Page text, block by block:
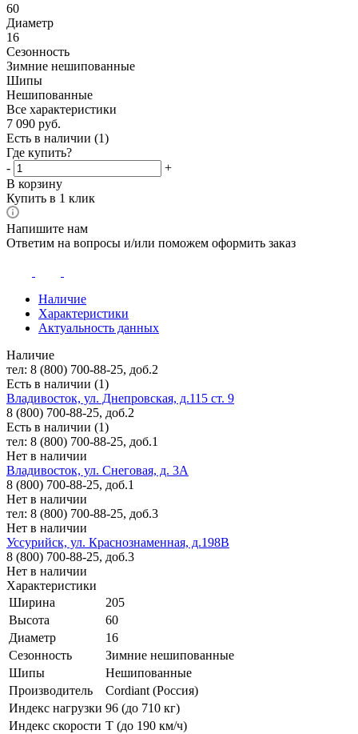
60
Диаметр
16
Сезонность
Зимние нешипованные
Шипы
Нешипованные
Все характеристики
7 090 руб.
Есть в наличии (1)
Где купить?
-
+
В корзину
Купить в 1 клик
Напишите нам
Ответим на вопросы и/или поможем оформить заказ
Наличие
Характеристики
Актуальность данных
Наличие
тел: 8 (800) 700-88-25, доб.2
Есть в наличии (1)
Владивосток, ул. Днепровская, д.115 ст. 9
8 (800) 700-88-25, доб.2
Есть в наличии (1)
тел: 8 (800) 700-88-25, доб.1
Нет в наличии
Владивосток, ул. Снеговая, д. 3А
8 (800) 700-88-25, доб.1
Нет в наличии
тел: 8 (800) 700-88-25, доб.3
Нет в наличии
Уссурийск, ул. Краснознаменная, д.198В
8 (800) 700-88-25, доб.3
Нет в наличии
Характеристики
Ширина
205
Высота
60
Диаметр
16
Сезонность
Зимние нешипованные
Шипы
Нешипованные
Производитель
Cordiant (Россия)
Индекс нагрузки 96 (до 710 кг)
Индекс скорости T (до 190 км/ч)